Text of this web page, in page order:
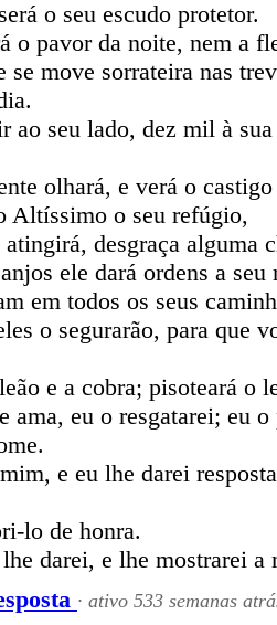
o seu escudo protetor.
o pavor da noite, nem a
se move sorrateira nas
ao seu lado, dez mil à
olhará, e verá o
Altíssimo o seu refúgio,
desgraça alguma
ele dará ordens a seu
em todos os seus
o segurarão, para que
e a cobra; pisoteará o
ama, eu o resgatarei; eu
e eu lhe darei
lo de honra.
darei, e lhe mostrarei a
· ativo 533 semanas